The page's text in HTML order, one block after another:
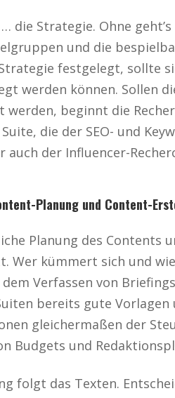
die Strategie. Ohne
und die
festgelegt, sollte
werden können. Sollen
werden, beginnt die
die der SEO- und
der Influencer-
Planung und Content-
Planung des Contents
Wer kümmert sich und
Verfassen von
bereits gute
gleichermaßen der
Budgets und
folgt das Texten.